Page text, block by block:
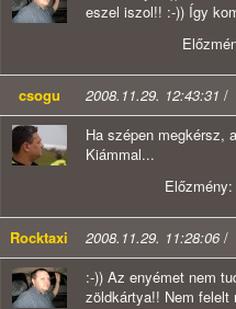
eszel iszol!! :-)) Így
csogu 2008.11.29. 12:43:31 /
Ha szépen megkérsz,
Kiámmal...
Előzmény:
Rocktaxi 2008.11.29. 11:28:06/
:-)) Az enyémet nem
zöldkártya!! Nem felelt